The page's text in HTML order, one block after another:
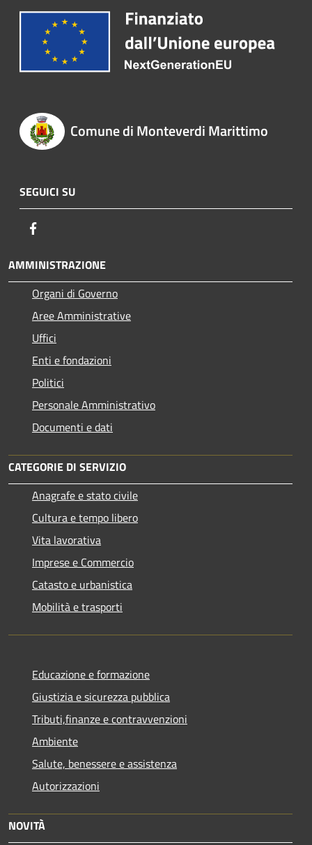
Comune di Monteverdi Marittimo
SEGUICI SU
AMMINISTRAZIONE
Organi di Governo
Aree Amministrative
Uffici
Enti e fondazioni
Politici
Personale Amministrativo
Documenti e dati
CATEGORIE DI SERVIZIO
Anagrafe e stato civile
Cultura e tempo libero
Vita lavorativa
Imprese e Commercio
Catasto e urbanistica
Mobilità e trasporti
Educazione e formazione
Giustizia e sicurezza pubblica
Tributi,finanze e contravvenzioni
Ambiente
Salute, benessere e assistenza
Autorizzazioni
NOVITÀ